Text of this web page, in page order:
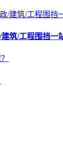
筑/工程围挡一